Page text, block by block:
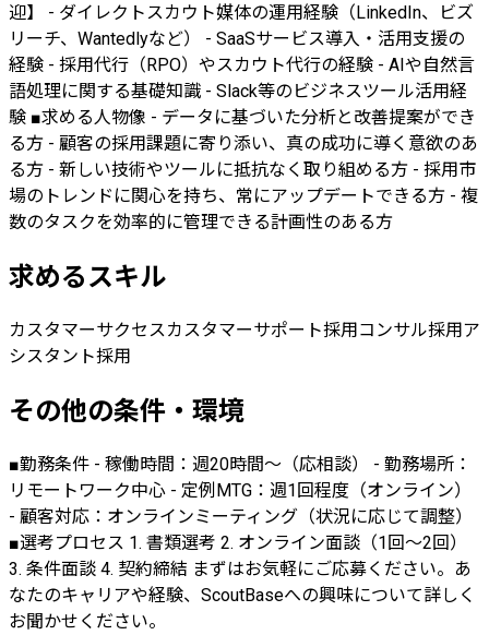
迎】 - ダイレクトスカウト媒体の運用経験（LinkedIn、ビズ
リーチ、Wantedlyなど） - SaaSサービス導入・活用支援の
経験 - 採用代行（RPO）やスカウト代行の経験 - AIや自然言
語処理に関する基礎知識 - Slack等のビジネスツール活用経
験 ■求める人物像 - データに基づいた分析と改善提案ができ
る方 - 顧客の採用課題に寄り添い、真の成功に導く意欲のあ
る方 - 新しい技術やツールに抵抗なく取り組める方 - 採用市
場のトレンドに関心を持ち、常にアップデートできる方 - 複
数のタスクを効率的に管理できる計画性のある方
求めるスキル
カスタマーサクセス カスタマーサポート採用コンサル採用ア
シスタント採用
その他の条件・環境
■勤務条件 - 稼働時間：週20時間〜（応相談） - 勤務場所：
リモートワーク中心 - 定例MTG：週1回程度（オンライン）
- 顧客対応：オンラインミーティング（状況に応じて調整）
■選考プロセス 1. 書類選考 2. オンライン面談（1回〜2回）
3. 条件面談 4. 契約締結 まずはお気軽にご応募ください。あ
なたのキャリアや経験、ScoutBaseへの興味について詳しく
お聞かせください。